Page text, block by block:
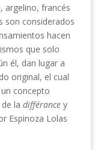
argelino, francés
son considerados
hacen
que solo
él, dan lugar a
original, el cual
concepto
la différancey
Espinoza Lolas